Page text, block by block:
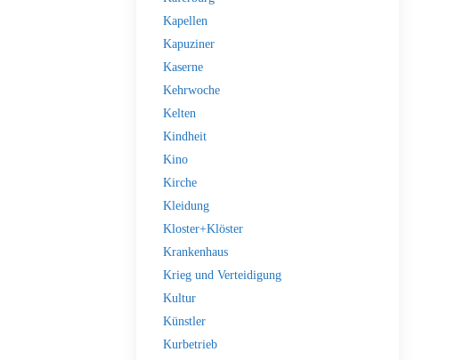
Kapellen
Kapuziner
Kaserne
Kehrwoche
Kelten
Kindheit
Kino
Kirche
Kleidung
Kloster+Klöster
Krankenhaus
Krieg und Verteidigung
Kultur
Künstler
Kurbetrieb